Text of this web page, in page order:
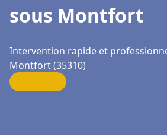
sous Montfort
Intervention rapide et
Montfort (35310)